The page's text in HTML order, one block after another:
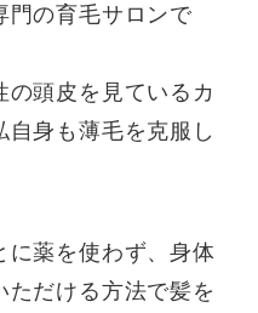
門の育毛サロンで
頭皮を見ているカ
自身も薄毛を克服し
に薬を使わず、身体
ただける方法で髪を